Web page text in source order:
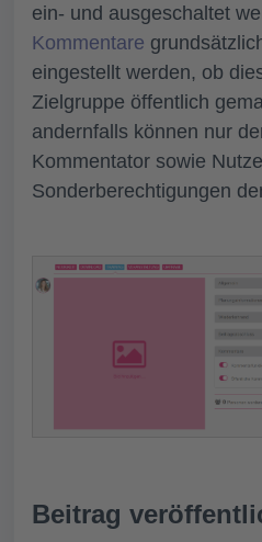
ein- und ausgeschaltet
Kommentare
eingestellt werden, ob
Zielgruppe öffentlich
andernfalls können nur
Kommentator sowie
Sonderberechtigungen
Beitrag